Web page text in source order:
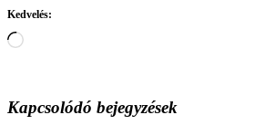
Kedvelés:
Loading…
Kapcsolódó bejegyzések